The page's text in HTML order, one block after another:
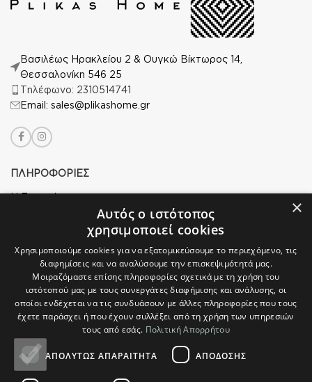
Βασιλέως Ηρακλείου 2 & Ουγκώ Βίκτωρος 14,
Θεσσαλονίκη 546 25
Τηλέφωνο: 2310514741
Email: sales@plikashome.gr
ΠΛΗΡΟΦΟΡΙΕΣ
Η Εταιρεία μας
Ασφάλεια Αγορών
Πολιτική Απορρήτου
Επιστροφές
Ο ΛΟΓΑΡΙΑΣΜΟΣ ΜΟΥ
Ο Λογαριασμός μου
×
Αυτός ο ιστότοπος
χρησιμοποιεί cookies
Χρησιμοποιούμε cookies για να εξατομικεύσουμε το περιεχόμενο, τις
διαφημίσεις και να αναλύσουμε την επισκεψιμότητά μας.
Μοιραζόμαστε επίσης πληροφορίες σχετικά με τη χρήση του
ιστότοπού μας με τους συνεργάτες διαφήμισης και ανάλυσης, οι
οποίοι ενδέχεται να τις συνδυάσουν με άλλες πληροφορίες που τους
έχετε παράσχει ή που έχουν συλλέξει από τη χρήση των υπηρεσιών
τους από εσάς. Πολιτική Απορρήτου
ΑΠΟΛΎΤΩΣ ΑΠΑΡΑΊΤΗΤΑ ΑΠΌΔΟΣΗΣ